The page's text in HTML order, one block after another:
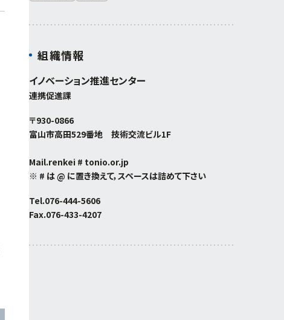
組織情報
イノベーション推進センター
連携促進課
〒930-0866
富山市高田529番地 技術交流ビル1F
Mail.renkei # tonio.or.jp
※ # は @ に置き換えて，スペースは詰めて下さい
Tel.076-444-5606
Fax.076-433-4207